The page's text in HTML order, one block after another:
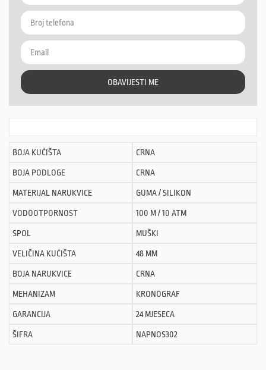
OBAVIJESTI ME
BOJA KUĆIŠTA CRNA
BOJA PODLOGE CRNA
MATERIJAL NARUKVICE GUMA / SILIKON
VODOOTPORNOST 100 M / 10 ATM
SPOL MUŠKI
VELIČINA KUĆIŠTA 48 MM
BOJA NARUKVICE CRNA
MEHANIZAM KRONOGRAF
GARANCIJA 24 MJESECA
ŠIFRA NAPNOS302